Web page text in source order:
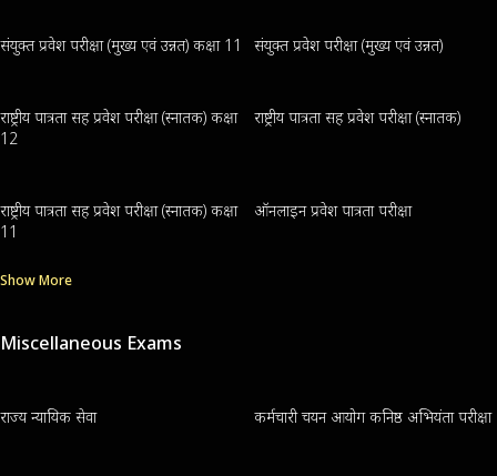
संयुक्त प्रवेश परीक्षा (मुख्य एवं उन्नत) कक्षा 11 संयुक्त प्रवेश परीक्षा (मुख्य एवं उन्नत)
राष्ट्रीय पात्रता सह प्रवेश परीक्षा (स्नातक) कक्षा
12
राष्ट्रीय पात्रता सह प्रवेश परीक्षा (स्नातक)
राष्ट्रीय पात्रता सह प्रवेश परीक्षा (स्नातक) कक्षा
11
ऑनलाइन प्रवेश पात्रता परीक्षा
Show More
Miscellaneous Exams
राज्य न्यायिक सेवा कर्मचारी चयन आयोग कनिष्ठ अभियंता परीक्षा